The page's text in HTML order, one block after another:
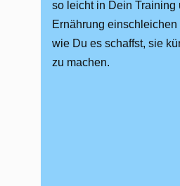
so leicht in Dein Training
Ernährung einschleichen
wie Du es schaffst, sie
zu machen.